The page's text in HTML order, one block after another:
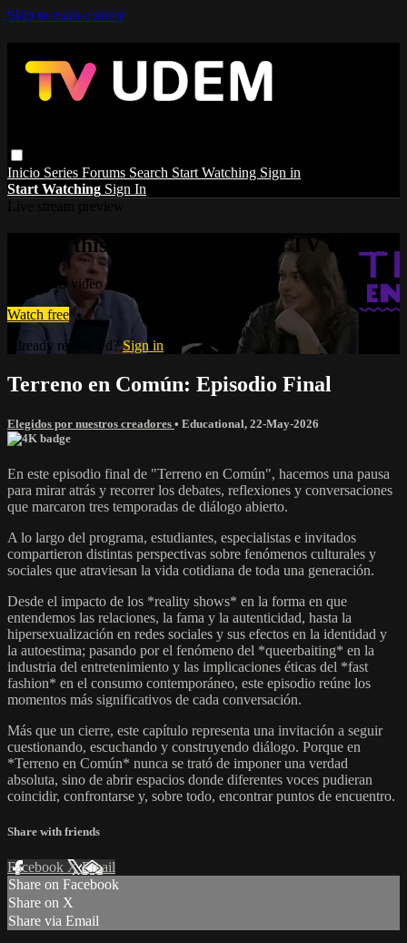
Skip to main content
Inicio Series Forums Search Start Watching Sign in
Start Watching Sign In
Watch this video and more on TV UDEM
Watch this video and more on TV UDEM
Watch free
Already registered?Sign in
Terreno en Común: Episodio Final
Elegidos por nuestros creadores • Educational, 22-May-2026
En este episodio final de "Terreno en Común", hacemos una pausa
para mirar atrás y recorrer los debates, reflexiones y conversaciones
que marcaron tres temporadas de diálogo abierto.
A lo largo del programa, estudiantes, especialistas e invitados
compartieron distintas perspectivas sobre fenómenos culturales y
sociales que atraviesan la vida cotidiana de toda una generación.
Desde el impacto de los *reality shows* en la forma en que
entendemos las relaciones, la fama y la autenticidad, hasta la
hipersexualización en redes sociales y sus efectos en la identidad y
la autoestima; pasando por el fenómeno del *queerbaiting* en la
industria del entretenimiento y las implicaciones éticas del *fast
fashion* en el consumo contemporáneo, este episodio reúne los
momentos más significativos de cada conversación.
Más que un cierre, este capítulo representa una invitación a seguir
cuestionando, escuchando y construyendo diálogo. Porque en
*Terreno en Común* nunca se trató de imponer una verdad
absoluta, sino de abrir espacios donde diferentes voces pudieran
coincidir, confrontarse y, sobre todo, encontrar puntos de encuentro.
Share with friends
Facebook XEmail
Share on Facebook
Share on X
Share via Email